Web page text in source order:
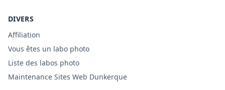
DIVERS
Affiliation
Vous êtes un labo photo
Liste des labos photo
Maintenance Sites Web Dunkerque